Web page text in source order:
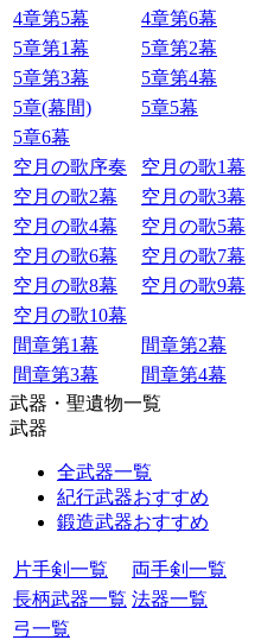
4章第5幕
4章第6幕
5章第1幕
5章第2幕
5章第3幕
5章第4幕
5章(幕間)
5章5幕
5章6幕
空月の歌序奏
空月の歌1幕
空月の歌2幕
空月の歌3幕
空月の歌4幕
空月の歌5幕
空月の歌6幕
空月の歌7幕
空月の歌8幕
空月の歌9幕
空月の歌10幕
間章第1幕
間章第2幕
間章第3幕
間章第4幕
武器・聖遺物一覧
武器
全武器一覧
紀行武器おすすめ
鍛造武器おすすめ
片手剣一覧
両手剣一覧
長柄武器一覧 法器一覧
弓一覧